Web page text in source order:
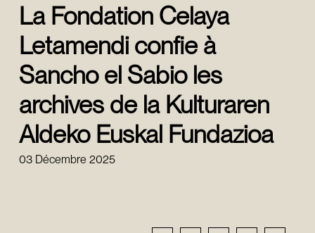
La Fondation Celaya
Letamendi confie à
Sancho el Sabio les
archives de la Kulturaren
Aldeko Euskal Fundazioa
03 Décembre 2025